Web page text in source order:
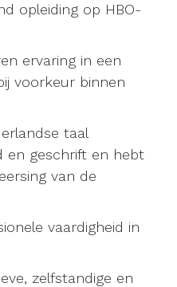
opleiding op HBO-
ervaring in een
voorkeur binnen
taal
en geschrift en hebt
van de
vaardigheid in
zelfstandige en